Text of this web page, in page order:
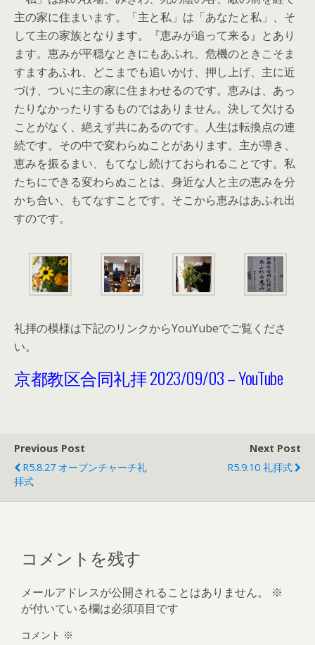
主の家に住まいます。「主と私」は「あなたと私」、そ
して主の家族となります。『恵みが追って来る』とあり
ます。恵みが平穏なときにもあふれ、危機のときこそま
すますあふれ、どこまでも追いかけ、押し上げ、主に近
づけ、ついに主の家に住まわせるのです。恵みは、あっ
たりなかったりするものではありません。決して欠ける
ことがなく、絶えず共にあるのです。人生は転換点の連
続です。その中で変わらぬことがあります。主が導き、
恵みを振るまい、もてなし続けておられることです。私
たちにできる変わらぬことは、身近な人と主の恵みを分
かち合い、もてなすことです。そこから恵みはあふれ出
すのです。
礼拝の模様は下記のリンクからYouYubeでご覧くださ
い。
京都教区合同礼拝 2023/09/03 – YouTube
Previous Post
R5.8.27 オープンチャーチ礼
拝式
Next Post
R5.9.10 礼拝式
コメントを残す
メールアドレスが公開されることはありません。
※
が付いている欄は必須項目です
コメント ※